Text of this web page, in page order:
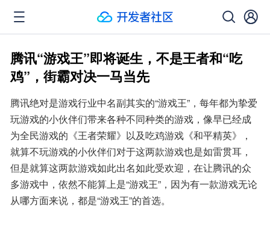
腾讯“游戏王”即将诞生，不是王者和“吃
鸡”，街霸对决一马当先
腾讯绝对是游戏行业中名副其实的“游戏王”，每年都为挚爱
玩游戏的小伙伴们带来各种不同种类的游戏，像早已经成
为全民游戏的《王者荣耀》以及吃鸡游戏《和平精英》，
就算不玩游戏的小伙伴们对于这两款游戏也是如雷贯耳，
但是就算这两款游戏如此出名如此受欢迎，在让腾讯的众
多游戏中，依然不能算上是“游戏王”，因为有一款游戏无论
从哪方面来说，都是“游戏王”的首选。